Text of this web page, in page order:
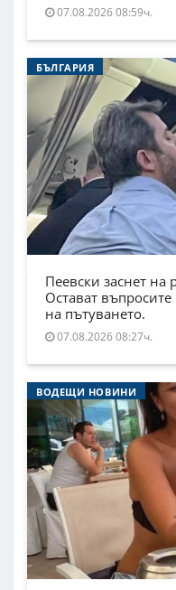
07.08.2026 08:59ч.
БЪЛГАРИЯ
Пеевски заснет на
Остават
на пътуването.
07.08.2026 08:27ч.
ВОДЕЩИ НОВИНИ